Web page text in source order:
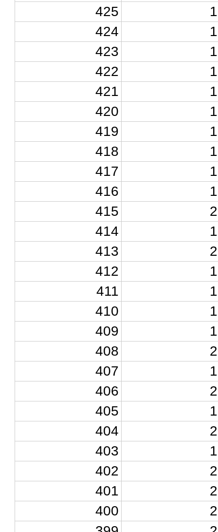
425
424
423
422
421
420
419
418
417
416
415
414
413
412
411
410
409
408
407
406
405
404
403
402
401
400